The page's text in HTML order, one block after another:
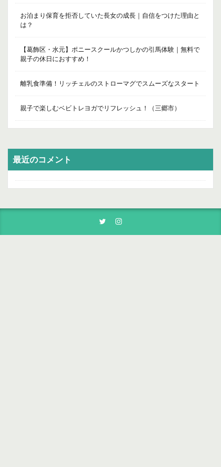
お泊まり保育を拒否していた長女の成長｜自信をつけた理由と
は？
【葛飾区・水元】ポニースクールかつしかの引馬体験｜無料で
親子の休日におすすめ！
離乳食準備！リッチェルのストローマグでスムーズなスタート
親子で楽しむベビトレヨガでリフレッシュ！（三郷市）
最近のコメント